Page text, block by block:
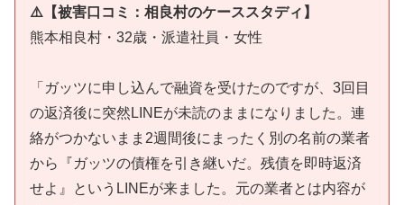
⚠️【被害口コミ：相良村のケーススタディ】
熊本相良村・32歳・派遣社員・女性
「ガッツに申し込んで融資を受けたのですが、3回目
の返済後に突然LINEが未読のままになりました。連
絡がつかないまま2週間後にまったく別の名前の業者
から『ガッツの債権を引き継いだ。残債を即時返済
せよ』というLINEが来ました。元の業者とは内容が